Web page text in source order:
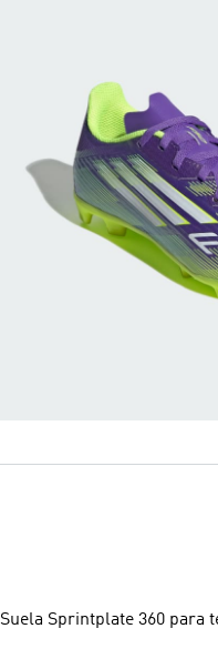
Suela Sprintplate 360